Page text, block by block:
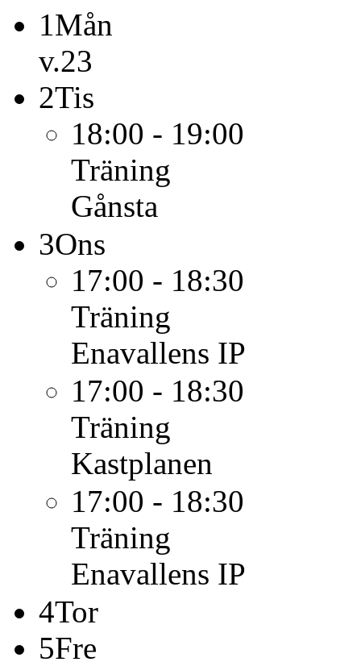
1Mån
v.23
2Tis
18:00 - 19:00
Träning
Gånsta
3Ons
17:00 - 18:30
Träning
Enavallens IP
17:00 - 18:30
Träning
Kastplanen
17:00 - 18:30
Träning
Enavallens IP
4Tor
5Fre